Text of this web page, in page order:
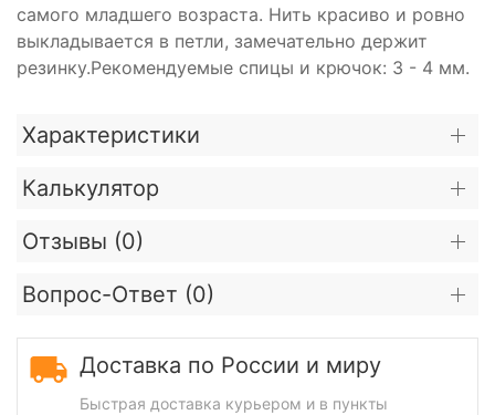
самого младшего возраста. Нить красиво и ровно
выкладывается в петли, замечательно держит
резинку.Рекомендуемые спицы и крючок: 3 - 4 мм.
Характеристики
Калькулятор
Отзывы (0)
Вопрос-Ответ (0)
Доставка по России и миру
Быстрая доставка курьером и в пункты